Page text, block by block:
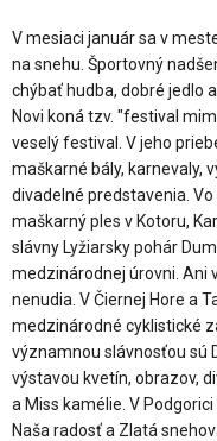
V mesiaci január sa v
na snehu. Športovný
chýbať hudba, dobré jedlo
Novi koná tzv. "festival
veselý festival. V jeho
maškarné bály, karnevaly,
divadelné predstavenia.
maškarný ples v Kotoru,
slávny Lyžiarsky pohár
medzinárodnej úrovni. Ani
nenudia. V Čiernej Hore a
medzinárodné cyklistické
významnou slávnosťou sú
výstavou kvetín, obrazov,
a Miss kamélie. V
Naša radosť a Zlatá